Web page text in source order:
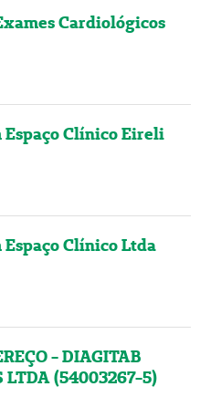
Cardiológicos
Clínico Eireli
Clínico Ltda
- DIAGITAB
LTDA (54003267-5)